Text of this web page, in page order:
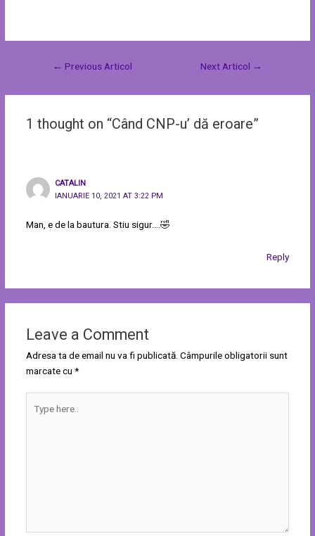
← Previous Articol Next Articol →
1 thought on “Când CNP-u’ dă eroare”
CATALIN
IANUARIE 10, 2021 AT 3:22 PM
Man, e de la bautura. Stiu sigur….🤣
Reply
Leave a Comment
Adresa ta de email nu va fi publicată. Câmpurile obligatorii sunt
marcate cu *
here..